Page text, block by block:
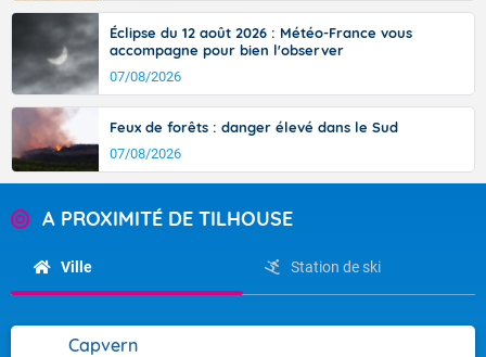
Éclipse du 12 août 2026 : Météo-France vous
accompagne pour bien l'observer
07/08/2026
Feux de forêts : danger élevé dans le Sud
07/08/2026
A PROXIMITÉ DE TILHOUSE
Ville Station de ski
Capvern